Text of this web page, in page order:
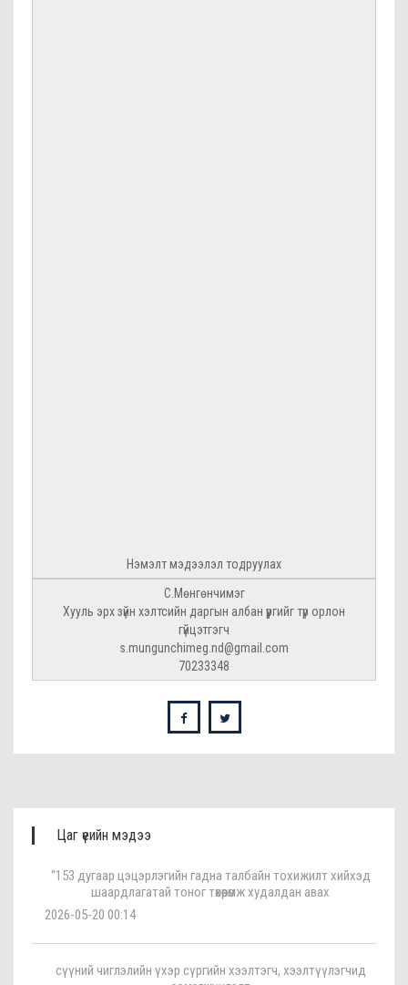
Нэмэлт мэдээлэл тодруулах
С.Мөнгөнчимэг
Хууль эрх зүйн хэлтсийн даргын албан үүргийг түр орлон
гүйцэтгэгч
s.mungunchimeg.nd@gmail.com
70233348
Цаг үеийн мэдээ
“153 дугаар цэцэрлэгийн гадна талбайн тохижилт хийхэд
шаардлагатай тоног төхөөрөмж худалдан авах
2026-05-20 00:14
сүүний чиглэлийн үхэр сүргийн хээлтэгч, хээлтүүлэгчид